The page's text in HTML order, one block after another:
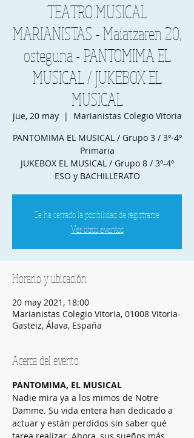
TEATRO MUSICAL
MARIANISTAS - Maiatzaren 20,
osteguna - PANTOMIMA EL
MUSICAL / JUKEBOX EL
MUSICAL
jue, 20 may
  |
Marianistas Colegio Vitoria
PANTOMIMA EL MUSICAL / Grupo 3 / 3º-4º
Primaria
JUKEBOX EL MUSICAL / Grupo 8 / 3º-4º
ESO y BACHILLERATO
Se ha cerrado la posibilidad de registrarse
Ver otros eventos
Horario y ubicación
20 may 2021, 18:00
Marianistas Colegio Vitoria, 01008 Vitoria-
Gasteiz, Álava, España
Acerca del evento
PANTOMIMA, EL MUSICAL
Nadie mira ya a los mimos de Notre
Damme. Su vida entera han dedicado a
actuar y están perdidos sin saber qué